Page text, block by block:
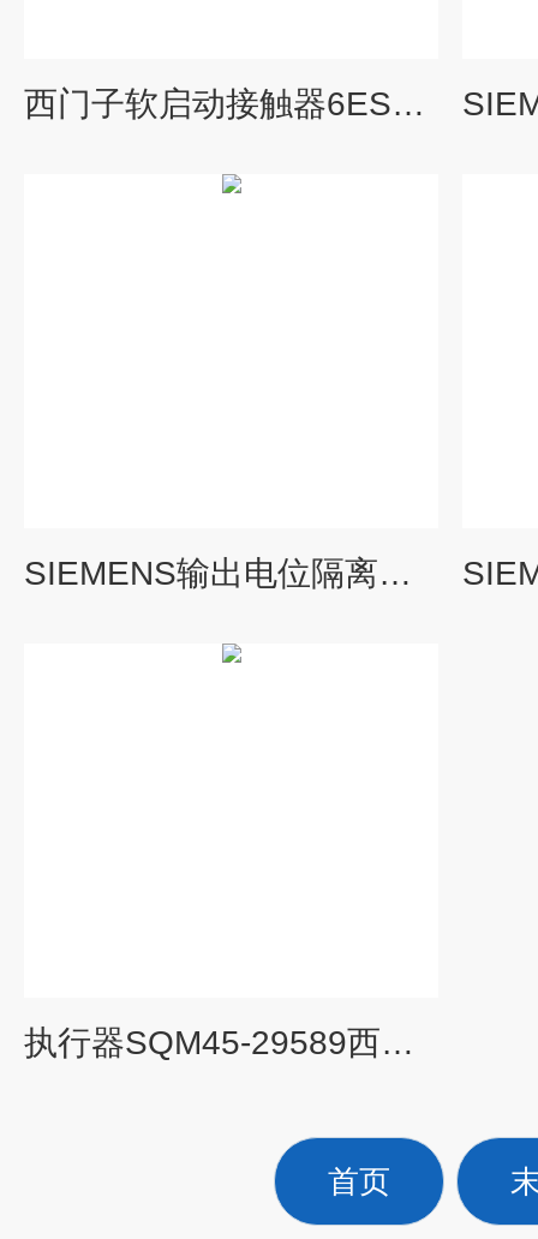
西门子软启动接触器6ES7511-1AK02-0AB0
SIEMENS输出电位隔离器6ES7332-5HF00-0AB0
执行器SQM45-29589西门子SIEMENS液位计7ML5221-1BA11
首页